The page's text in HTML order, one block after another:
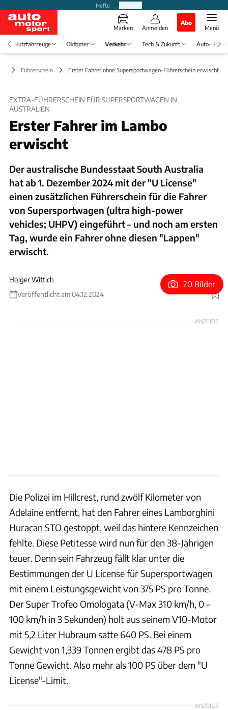
Hefte
Marken Anmelden
Abo
Menü
Nutzfahrzeuge Oldtimer Verkehr Tech & Zukunft Auto-
Führerschein Erster Fahrer ohne Supersportwagen-Führerschein erwischt
EXTRA-FÜHRERSCHEIN FÜR SUPERSPORTWAGEN IN
AUSTRALIEN
Erster Fahrer im Lambo
erwischt
Der australische Bundesstaat South Australia
hat ab 1. Dezember 2024 mit der "U License"
einen zusätzlichen Führerschein für die Fahrer
von Supersportwagen (ultra high-power
vehicles; UHPV) eingeführt – und noch am ersten
Tag, wurde ein Fahrer ohne diesen "Lappen"
erwischt.
Holger Wittich
Veröffentlicht am 04.12.2024
Foto: 12/2024, South Australia Police
20 Bilder
ANZEIGE
Die Polizei im Hillcrest, rund zwölf Kilometer von
Adelaine entfernt, hat den Fahrer eines Lamborghini
Huracan STO gestoppt, weil das hintere Kennzeichen
fehlte. Diese Petitesse wird nun für den 38-Jährigen
teuer. Denn sein Fahrzeug fällt klar unter die
Bestimmungen der U License für Supersportwagen
mit einem Leistungsgewicht von 375 PS pro Tonne.
Der Super Trofeo Omologata (V-Max 310 km/h, 0 –
100 km/h in 3 Sekunden) holt aus seinem V10-Motor
mit 5,2 Liter Hubraum satte 640 PS. Bei einem
Gewicht von 1,339 Tonnen ergibt das 478 PS pro
Tonne Gewicht. Also mehr als 100 PS über dem "U
License"-Limit.
ANZEIGE